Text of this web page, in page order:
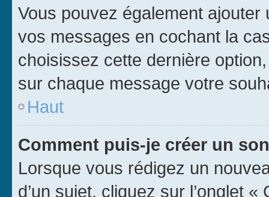
Vous pouvez également
vos messages en cochant la
choisissez cette dernière
sur chaque message votre
Haut
Comment puis-je créer un
Lorsque vous rédigez un
d’un sujet, cliquez sur l’onglet